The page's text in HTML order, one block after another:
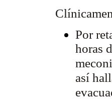
Por
horas
así